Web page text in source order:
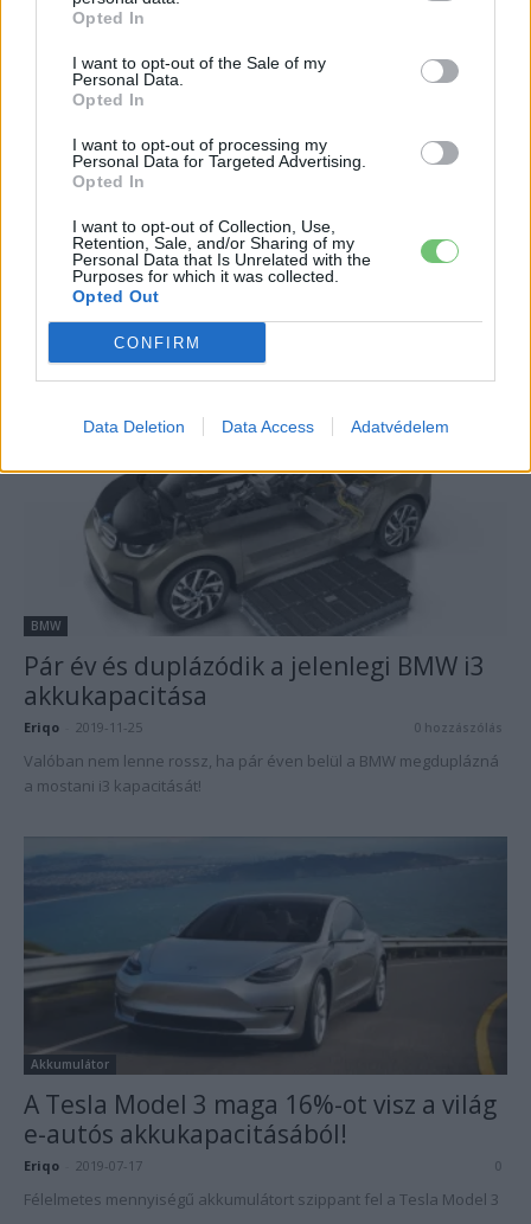
Opted In
I want to opt-out of the Sale of my
Personal Data.
Opted In
I want to opt-out of processing my
Personal Data for Targeted Advertising.
Opted In
I want to opt-out of Collection, Use,
Retention, Sale, and/or Sharing of my
Personal Data that Is Unrelated with the
Purposes for which it was collected.
Opted Out
CONFIRM
Data Deletion Data Access Adatvédelem
Szoftveres és hardveres frissítéseket kap
az Audi e-tron SUV
2019-11-29
Papíron jól hangzanak a frissítések, amiket az Audi tervez az e-
tron SUV esetében!
BMW
Pár év és duplázódik a jelenlegi BMW i3
akkukapacitása
Eriqo 2019-11-25 0 hozzászólás
Valóban nem lenne rossz, ha pár éven belül a BMW megduplázná
a mostani i3 kapacitását!
Akkumulátor
A Tesla Model 3 maga 16%-ot visz a világ
e-autós akkukapacitásából!
Eriqo 2019-07-17 0
Félelmetes mennyiségű akkumulátort szippant fel a Tesla Model 3